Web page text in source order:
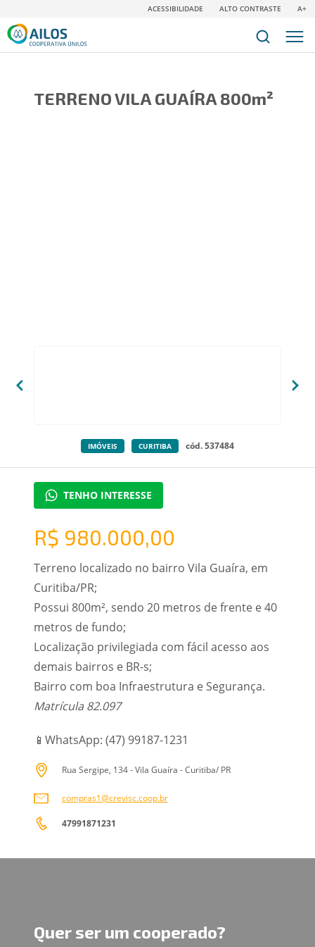
ACESSIBILIDADE ALTO CONTRASTE A+
TERRENO VILA GUAÍRA 800m²
IMÓVEIS CURITIBA cód. 537484
TENHO INTERESSE
R$ 980.000,00
Terreno localizado no bairro Vila Guaíra, em
Curitiba/PR;
Possui 800m², sendo 20 metros de frente e 40
metros de fundo;
Localização privilegiada com fácil acesso aos
demais bairros e BR-s;
Bairro com boa Infraestrutura e Segurança.
Matrícula 82.097
📱WhatsApp: (47) 99187-1231
Rua Sergipe, 134 - Vila Guaíra - Curitiba/ PR
compras1@crevisc.coop.br
47991871231
Quer ser um cooperado?